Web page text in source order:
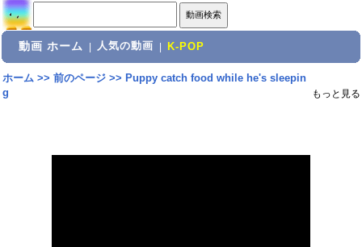
動画 ホーム 人気の動画 K-POP
ホーム>> 前のページ>> Puppy catch food while he's sleepin
g
もっと見る